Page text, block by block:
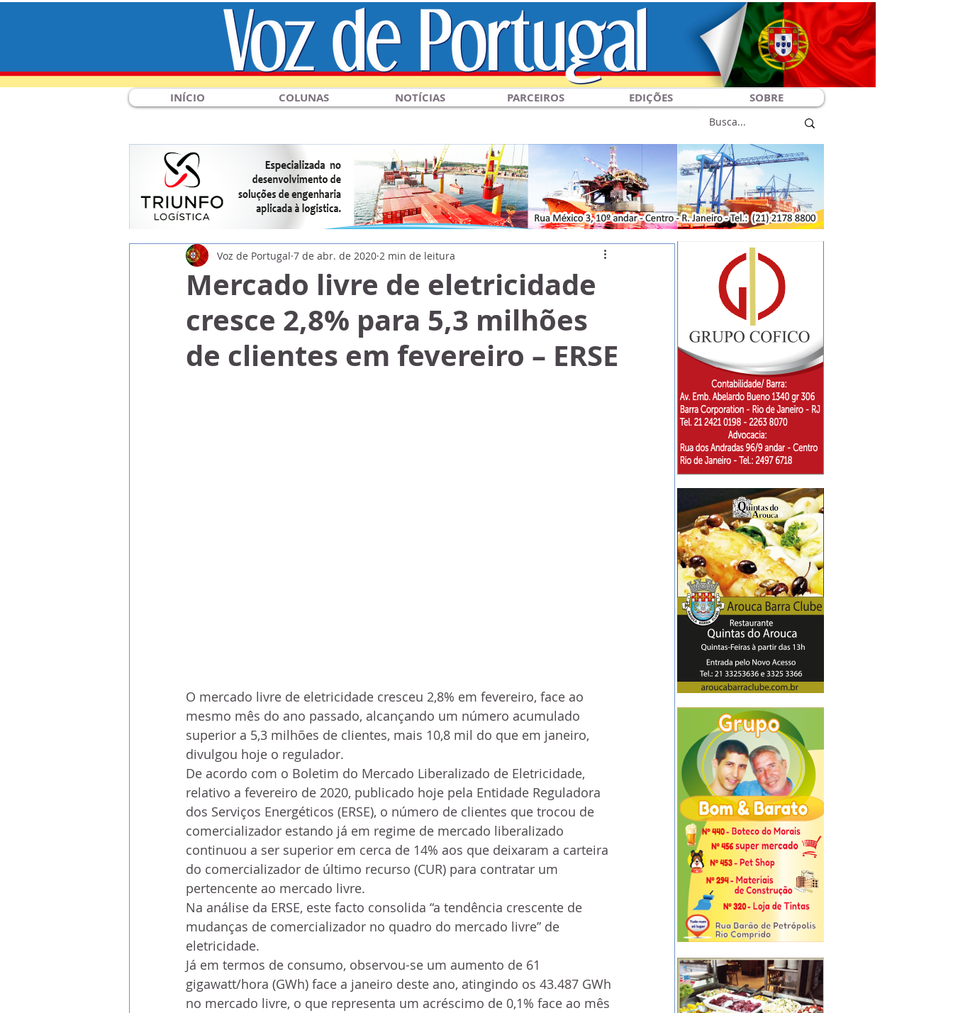
INÍCIO COLUNAS NOTÍCIAS PARCEIROS EDIÇÕES SOBRE
Mercado livre de eletricidade
cresce 2,8% para 5,3 milhões
de clientes em fevereiro – ERSE
Voz de Portugal 7 de abr. de 2020 2 min de leitura
O mercado livre de eletricidade cresceu 2,8% em fevereiro, face ao
mesmo mês do ano passado, alcançando um número acumulado
superior a 5,3 milhões de clientes, mais 10,8 mil do que em janeiro,
divulgou hoje o regulador.
De acordo com o Boletim do Mercado Liberalizado de Eletricidade,
relativo a fevereiro de 2020, publicado hoje pela Entidade Reguladora
dos Serviços Energéticos (ERSE), o número de clientes que trocou de
comercializador estando já em regime de mercado liberalizado
continuou a ser superior em cerca de 14% aos que deixaram a carteira
do comercializador de último recurso (CUR) para contratar um
pertencente ao mercado livre.
Na análise da ERSE, este facto consolida “a tendência crescente de
mudanças de comercializador no quadro do mercado livre” de
eletricidade.
Já em termos de consumo, observou-se um aumento de 61
gigawatt/hora (GWh) face a janeiro deste ano, atingindo os 43.487 GWh
no mercado livre, o que representa um acréscimo de 0,1% face ao mês